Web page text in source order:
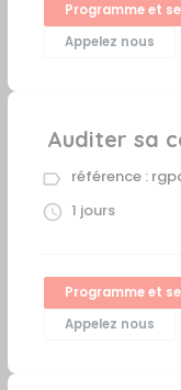
Programme et
Appelez nous
Auditer sa
référence :
1 jours
Programme et
Appelez nous